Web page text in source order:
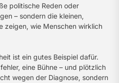
politische Reden oder
– sondern die kleinen,
zeigen, wie Menschen wirklich
ist ein gutes Beispiel dafür.
eine Bühne – und plötzlich
wegen der Diagnose, sondern